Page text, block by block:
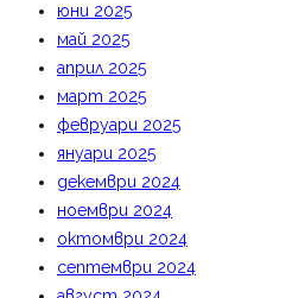
юни 2025
май 2025
април 2025
март 2025
февруари 2025
януари 2025
декември 2024
ноември 2024
октомври 2024
септември 2024